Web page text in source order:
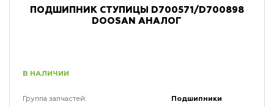
ПОДШИПНИК СТУПИЦЫ D700571/D700898
DOOSAN АНАЛОГ
В НАЛИЧИИ
Группа запчастей: Подшипники